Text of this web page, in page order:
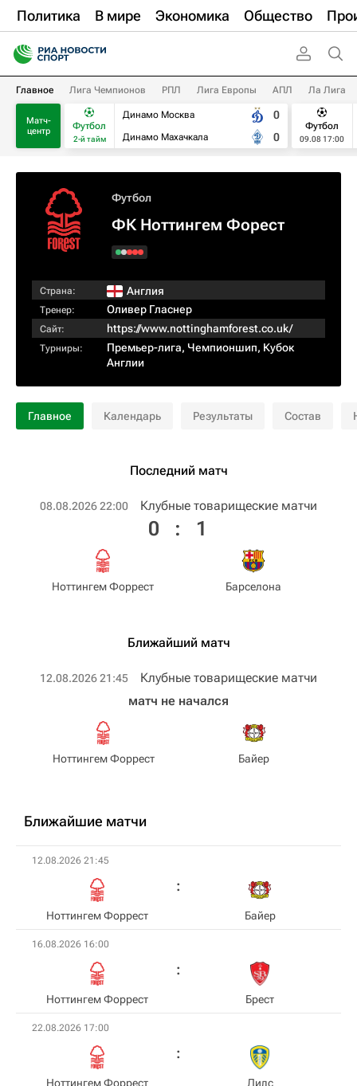
Политика В мире Экономика Общество
Главное Лига Чемпионов РПЛ Лига Европы АПЛ Ла Лига
Матч-
центр
Футбол
2-й тайм
Динамо Москва
Динамо Махачкала
0
0
Футбол
09.08 17:00
Футбол
ФК Ноттингем Форест
Страна: Англия
Тренер: Оливер Гласнер
Сайт: https://www.nottinghamforest.co.uk/
Турниры: Премьер-лига, Чемпионшип, Кубок
Англии
Главное Календарь Результаты Состав
Последний матч
08.08.2026 22:00 Клубные товарищеские матчи
Ноттингем Форрест
0 : 1
Барселона
Ближайший матч
12.08.2026 21:45 Клубные товарищеские матчи
Ноттингем Форрест
матч не начался
Байер
Ближайшие матчи
12.08.2026 21:45
Ноттингем Форрест Байер
16.08.2026 16:00
Ноттингем Форрест Брест
22.08.2026 17:00
Ноттингем Форрест Лидс